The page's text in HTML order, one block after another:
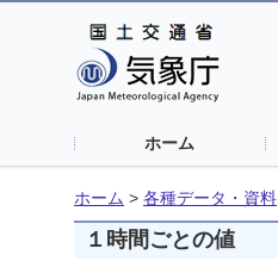
ホーム
ホーム > 各種データ・資料
１時間ごとの値